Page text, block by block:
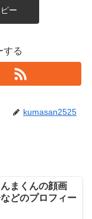
ー
する
kumasan2525
んまくんの顔画
どのプロフィー